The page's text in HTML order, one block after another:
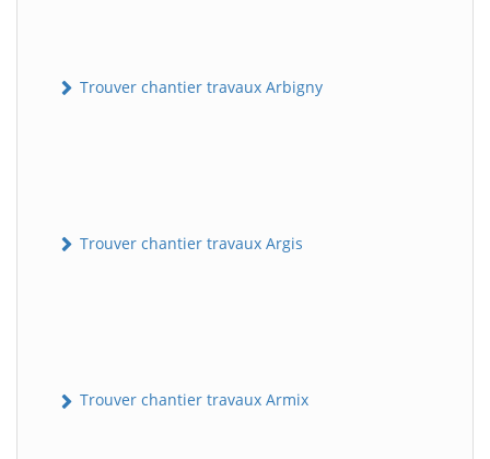
Trouver chantier travaux Arbigny
Trouver chantier travaux Argis
Trouver chantier travaux Armix